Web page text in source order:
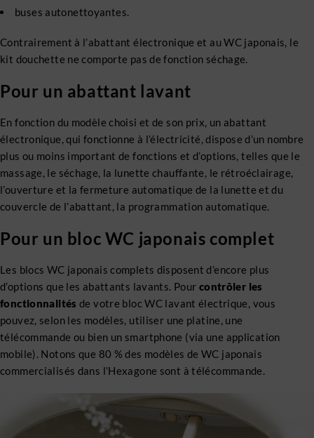
buses autonettoyantes.
Contrairement à l’abattant électronique et au WC japonais, le
kit douchette ne comporte pas de fonction séchage.
Pour un abattant lavant
En fonction du modèle choisi et de son prix, un abattant
électronique, qui fonctionne à l’électricité, dispose d’un nombre
plus ou moins important de fonctions et d’options, telles que le
massage, le séchage, la lunette chauffante, le rétroéclairage,
l’ouverture et la fermeture automatique de la lunette et du
couvercle de l’abattant, la programmation automatique.
Pour un bloc WC japonais complet
Les blocs WC japonais complets disposent d’encore plus
d’options que les abattants lavants. Pour contrôler les
fonctionnalités de votre bloc WC lavant électrique, vous
pouvez, selon les modèles, utiliser une platine, une
télécommande ou bien un smartphone (via une application
mobile). Notons que 80 % des modèles de WC japonais
commercialisés dans l’Hexagone sont à télécommande.